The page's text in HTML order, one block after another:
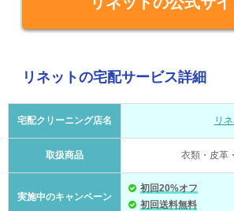
リネットの宅配サービス詳細
宅配クリーニング店名 リ
取扱商品 衣類・皮革
実施中のキャンペーン
初回20%オフ
初回送料無料